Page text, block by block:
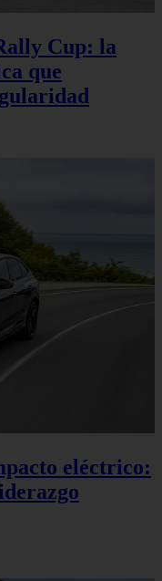
Cup: la
que
eléctrico: